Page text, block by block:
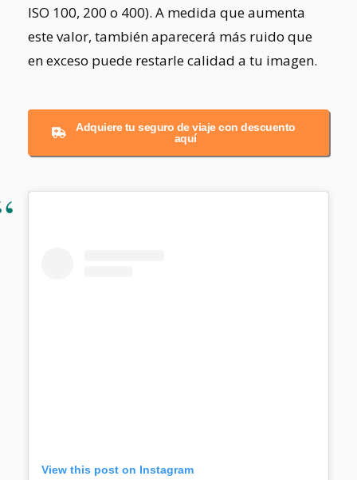
ISO 100, 200 o 400). A medida que aumenta
este valor, también aparecerá más ruido que
en exceso puede restarle calidad a tu imagen.
Adquiere tu seguro de viaje con descuento
aquí
View this post on Instagram